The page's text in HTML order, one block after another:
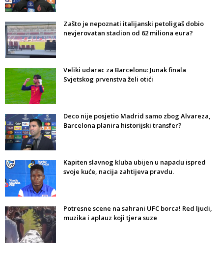
Zašto je nepoznati italijanski petoligaš dobio
nevjerovatan stadion od 62 miliona eura?
Veliki udarac za Barcelonu: Junak finala
Svjetskog prvenstva želi otići
Deco nije posjetio Madrid samo zbog Alvareza,
Barcelona planira historijski transfer?
Kapiten slavnog kluba ubijen u napadu ispred
svoje kuće, nacija zahtijeva pravdu.
Potresne scene na sahrani UFC borca! Red ljudi,
muzika i aplauz koji tjera suze